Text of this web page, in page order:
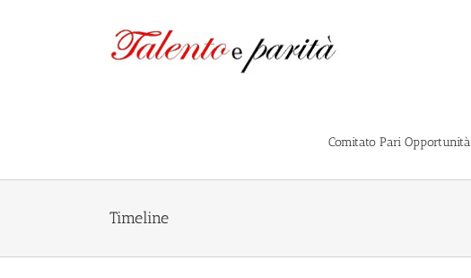
Comitato Pari Opportunità
Timeline